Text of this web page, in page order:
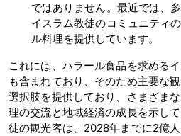
ではありません。最近では、
イスラム教徒のコミュニティ
ル料理を提供しています。
これには、ハラール食品を求める
も含まれており、そのため主要な
選択肢を提供しており、さまざま
理の交流と地域経済の成長を示し
徒の観光客は、2028年までに2億